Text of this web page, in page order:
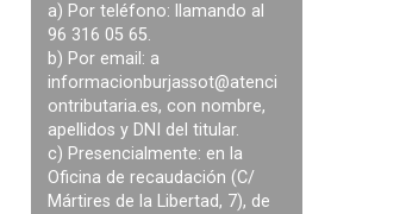
a) Por teléfono: llamando al
96 316 05 65.
b) Por email: a
informacionburjassot@atenci
ontributaria.es, con nombre,
apellidos y DNI del titular.
c) Presencialmente: en la
Oficina de recaudación (C/
Mártires de la Libertad, 7), de